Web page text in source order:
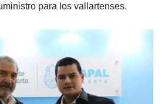
para los vallartenses.